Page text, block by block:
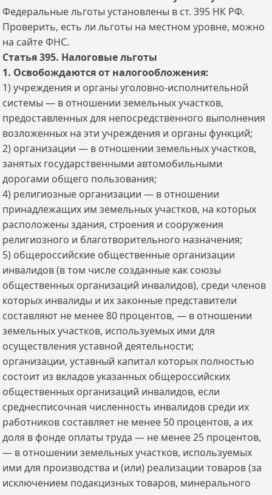
Федеральные льготы установлены в ст. 395 НК РФ.
Проверить, есть ли льготы на местном уровне, можно
на сайте ФНС.
Статья 395. Налоговые льготы
1. Освобождаются от налогообложения:
1) учреждения и органы уголовно-исполнительной
системы — в отношении земельных участков,
предоставленных для непосредственного выполнения
возложенных на эти учреждения и органы функций;
2) организации — в отношении земельных участков,
занятых государственными автомобильными
дорогами общего пользования;
4) религиозные организации — в отношении
принадлежащих им земельных участков, на которых
расположены здания, строения и сооружения
религиозного и благотворительного назначения;
5) общероссийские общественные организации
инвалидов (в том числе созданные как союзы
общественных организаций инвалидов), среди членов
которых инвалиды и их законные представители
составляют не менее 80 процентов, — в отношении
земельных участков, используемых ими для
осуществления уставной деятельности;
организации, уставный капитал которых полностью
состоит из вкладов указанных общероссийских
общественных организаций инвалидов, если
среднесписочная численность инвалидов среди их
работников составляет не менее 50 процентов, а их
доля в фонде оплаты труда — не менее 25 процентов,
— в отношении земельных участков, используемых
ими для производства и (или) реализации товаров (за
исключением подакцизных товаров, минерального